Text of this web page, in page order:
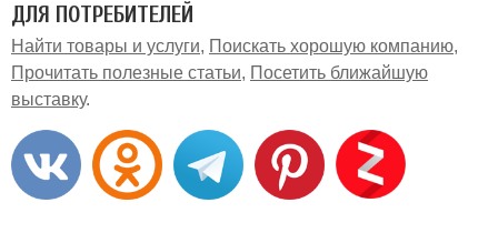
ДЛЯ ПОТРЕБИТЕЛЕЙ
Найти товары и услуги
Поискать хорошую компанию
Прочитать полезные статьи
Посетить ближайшую
выставку